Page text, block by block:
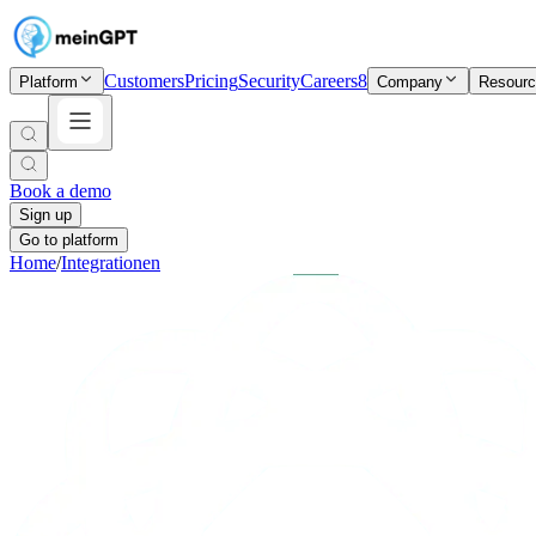
Platform CustomersPricingSecurityCareers8 Company
Book a demo
Sign up
Go to platform
Home/Integrationen